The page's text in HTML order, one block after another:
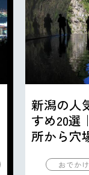
新潟の人
すめ20選
所から穴
おでか